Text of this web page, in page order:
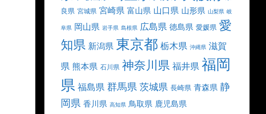
良県 宮城県 宮崎県 富山県 山口県 山形県 山梨県 岐
阜県 岡山県 岩手県 島根県 広島県 徳島県 愛媛県 愛
知県 新潟県 東京都 栃木県 沖縄県 滋賀
県 熊本県 石川県 神奈川県 福井県 福岡
県 福島県 群馬県茨城県 長崎県 青森県 静
岡県 香川県 高知県 鳥取県 鹿児島県